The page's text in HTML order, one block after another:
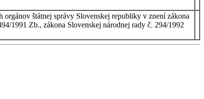
štátnej správy Slovenskej republiky v znení zákona
1991 Zb., zákona Slovenskej národnej rady č. 294/1992